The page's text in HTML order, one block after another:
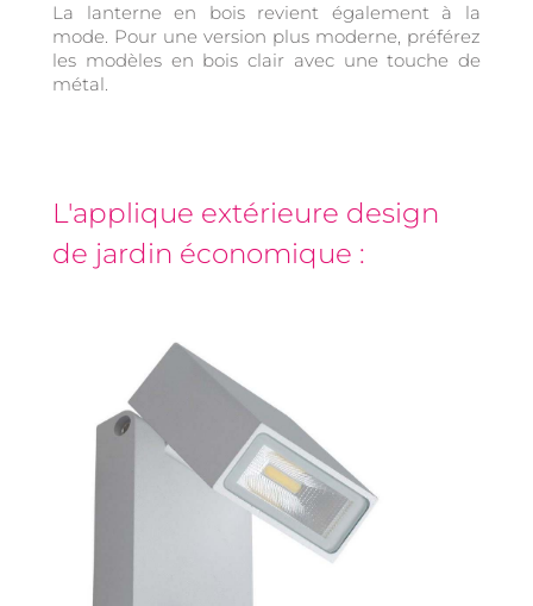
La lanterne en bois revient également à la
mode. Pour une version plus moderne, préférez
les modèles en bois clair avec une touche de
métal.
L'applique extérieure design
de jardin économique :